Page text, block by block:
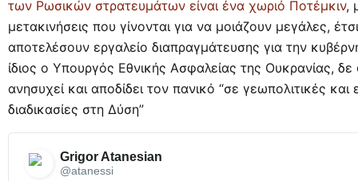
των Ρωσικών στρατευμάτων είναι ένα χωριό Ποτέμκιν,
μετακινήσεις που γίνονται για να μοιάζουν μεγάλες,
αποτελέσουν εργαλείο διαπραγμάτευσης για την
ίδιος ο Υπουργός Εθνικής Ασφαλείας της Ουκρανίας, δε
ανησυχεί και αποδίδει τον πανικό “σε γεωπολιτικές και
διαδικασίες στη Δύση”
Grigor Atanesian
@atanessi